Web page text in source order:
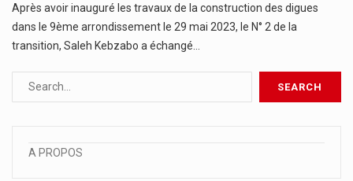
Après avoir inauguré les travaux de la construction des digues
dans le 9ème arrondissement le 29 mai 2023, le N° 2 de la
transition, Saleh Kebzabo a échangé…
A PROPOS